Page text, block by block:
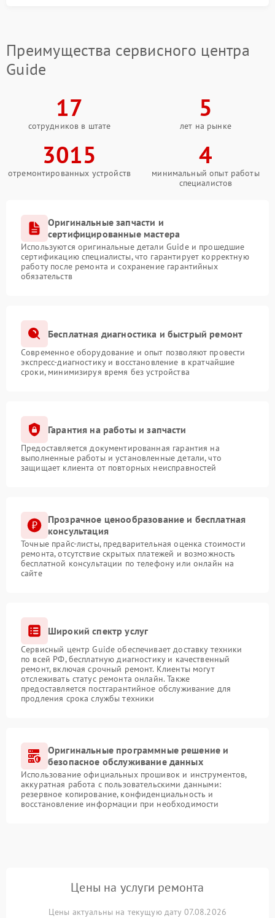
Преимущества сервисного центра
Guide
17
сотрудников в штате
5
лет на рынке
3015
отремонтированных устройств
4
минимальный опыт работы
специалистов
Оригинальные запчасти и
сертифицированные мастера
Используются оригинальные детали Guide и прошедшие
сертификацию специалисты, что гарантирует корректную
работу после ремонта и сохранение гарантийных
обязательств
Бесплатная диагностика и быстрый ремонт
Современное оборудование и опыт позволяют провести
экспресс-диагностику и восстановление в кратчайшие
сроки, минимизируя время без устройства
Гарантия на работы и запчасти
Предоставляется документированная гарантия на
выполненные работы и установленные детали, что
защищает клиента от повторных неисправностей
Прозрачное ценообразование и бесплатная
консультация
Точные прайс-листы, предварительная оценка стоимости
ремонта, отсутствие скрытых платежей и возможность
бесплатной консультации по телефону или онлайн на
сайте
Широкий спектр услуг
Сервисный центр Guide обеспечивает доставку техники
по всей РФ, бесплатную диагностику и качественный
ремонт, включая срочный ремонт. Клиенты могут
отслеживать статус ремонта онлайн. Также
предоставляется постгарантийное обслуживание для
продления срока службы техники
Оригинальные программные решение и
безопасное обслуживание данных
Использование официальных прошивок и инструментов,
аккуратная работа с пользовательскими данными:
резервное копирование, конфиденциальность и
восстановление информации при необходимости
Цены на услуги ремонта
Цены актуальны на текущую дату 07.08.2026